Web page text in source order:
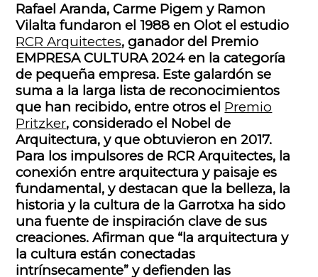
Rafael Aranda, Carme Pigem y Ramon
Vilalta fundaron el 1988 en Olot el estudio
RCR Arquitectes, ganador del Premio
EMPRESA CULTURA 2024 en la categoría
de pequeña empresa. Este galardón se
suma a la larga lista de reconocimientos
que han recibido, entre otros el Premio
Pritzker, considerado el Nobel de
Arquitectura, y que obtuvieron en 2017.
Para los impulsores de RCR Arquitectes, la
conexión entre arquitectura y paisaje es
fundamental, y destacan que la belleza, la
historia y la cultura de la Garrotxa ha sido
una fuente de inspiración clave de sus
creaciones. Afirman que “la arquitectura y
la cultura están conectadas
intrínsecamente” y defienden las